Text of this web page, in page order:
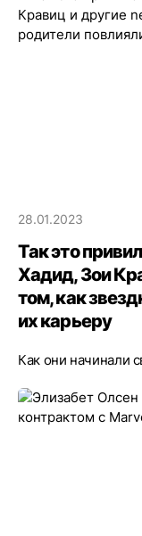
28.01.2023
Так это
Хадид, Зои
том, как
их карьеру
Как они начинали